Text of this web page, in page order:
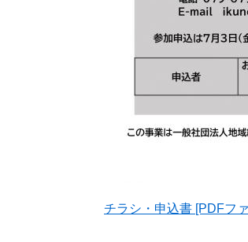
チラシ・申込書 [PDFフ